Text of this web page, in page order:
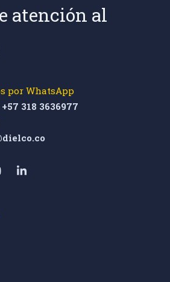
atención al
por WhatsApp
318 3636977